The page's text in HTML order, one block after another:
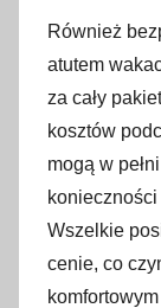
Również
atutem
za cały
kosztów
mogą w
Wszelkie
cenie, co